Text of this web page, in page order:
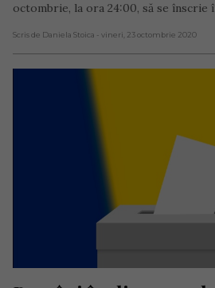
octombrie, la ora 24:00, să se
Scris de Daniela Stoica - vineri, 23 octombrie 2020